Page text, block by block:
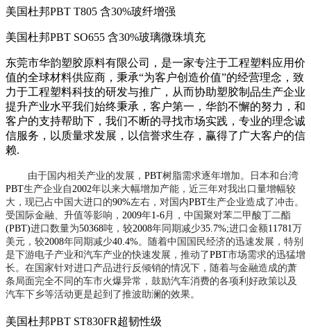
美国杜邦PBT T805 含30%玻纤增强
美国杜邦PBT SO655 含30%玻璃微珠填充
东莞市华韵塑胶原料有限公司，是一家专注于工程塑料应用价
值的全球材料供应商，秉承“为客户创造价值”的经营理念，致
力于工程塑料科技的研发与推广，从而协助塑胶制品生产企业
提升产业水平我们始终秉承，客户第一，华韵不懈的努力，和
客户的支持帮助下，我们不断的寻找市场实践，专业的理念诚
信服务，以质量求发展，以信誉求生存，赢得了广大客户的信
赖.
由于国内相关产业的发展， PBT树脂需求逐年增加。日本和台湾
PBT生产企业自2002年以来大幅增加产能，近三年对我出口量增幅较
大，现已占中国大进口的90%左右，对国内PBT生产企业造成了冲击。
受国际金融、升值等影响， 2009年1-6月，中国聚对苯二甲酸丁二酯
(PBT)进口数量为50368吨，较2008年同期减少35.7%;进口金额11781万
美元，较2008年同期减少40.4%。随着中国国民经济的迅速发展，特别
是下游电子产业和汽车产业的快速发展，推动了PBT市场需求的迅猛增
长。在国家针对进口产品进行反倾销的情况下，随着与金融造成的萧
条局面完全不同的车市火爆异常，鼓励汽车消费的各项利好政策以及
汽车下乡等活动更是起到了推波助澜的效果。
美国杜邦PBT ST830FR超韧性级